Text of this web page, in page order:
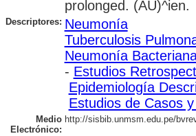
prolonged. (AU)^ien.
Descriptores: Neumonía
Tuberculosis
Neumonía
- Estudios
Epidemiología
Estudios de Casos
Medio
Electrónico:
http://sisbib.unmsm.edu.pe/